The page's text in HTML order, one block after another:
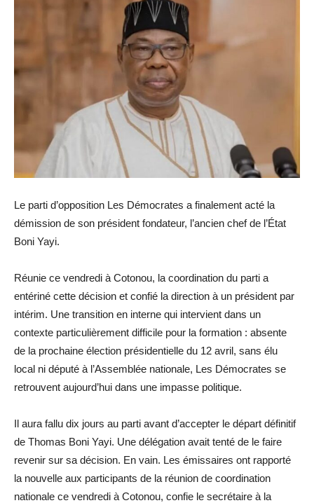
Le parti d’opposition Les Démocrates a finalement acté la
démission de son président fondateur, l’ancien chef de l’État
Boni Yayi.
Réunie ce vendredi à Cotonou, la coordination du parti a
entériné cette décision et confié la direction à un président par
intérim. Une transition en interne qui intervient dans un
contexte particulièrement difficile pour la formation : absente
de la prochaine élection présidentielle du 12 avril, sans élu
local ni député à l’Assemblée nationale, Les Démocrates se
retrouvent aujourd’hui dans une impasse politique.
Il aura fallu dix jours au parti avant d’accepter le départ définitif
de Thomas Boni Yayi. Une délégation avait tenté de le faire
revenir sur sa décision. En vain. Les émissaires ont rapporté
la nouvelle aux participants de la réunion de coordination
nationale ce vendredi à Cotonou, confie le secrétaire à la